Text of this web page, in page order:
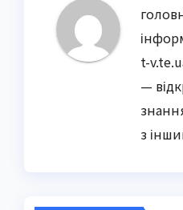
t-
—
з